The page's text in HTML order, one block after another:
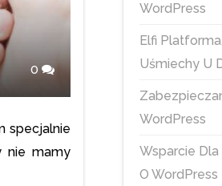
0
specjalnie
nie mamy
WordPress
Elfi
Uśmiechy U
WordPress
Wsparcie
O WordPress